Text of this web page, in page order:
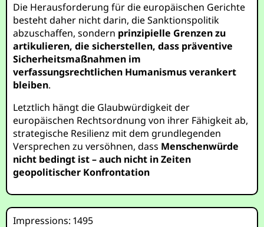
Die Herausforderung für die europäischen Gerichte
besteht daher nicht darin, die Sanktionspolitik
abzuschaffen, sondern prinzipielle Grenzen zu
artikulieren, die sicherstellen, dass präventive
Sicherheitsmaßnahmen im
verfassungsrechtlichen Humanismus verankert
bleiben.
Letztlich hängt die Glaubwürdigkeit der
europäischen Rechtsordnung von ihrer Fähigkeit ab,
strategische Resilienz mit dem grundlegenden
Versprechen zu versöhnen, dass Menschenwürde
nicht bedingt ist – auch nicht in Zeiten
geopolitischer Konfrontation
Impressions: 1495